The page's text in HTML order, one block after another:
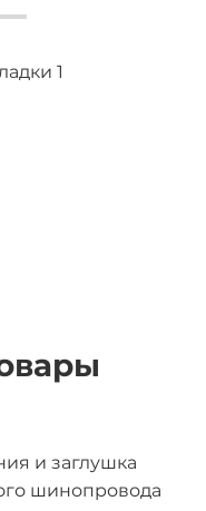
1
2
3
и заглушка
шинопровода